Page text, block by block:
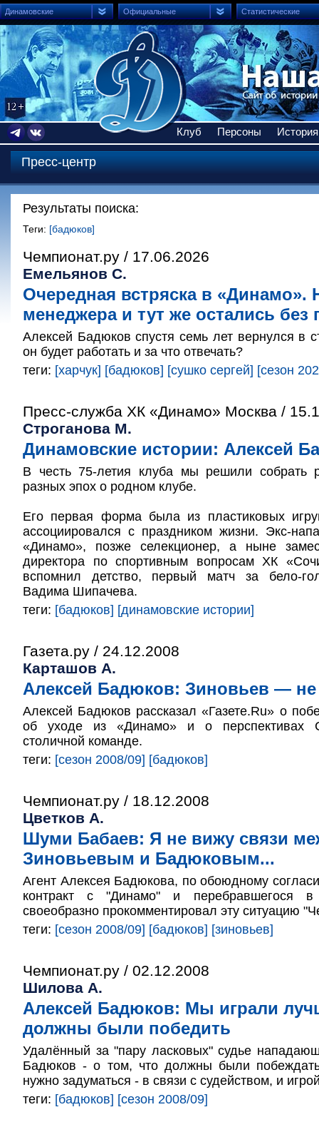
Динамовские Официальные Статистические
Клуб Персоны История
Пресс-центр
Результаты поиска:
Теги: [бадюков]
Чемпионат.ру / 17.06.2026
Емельянов С.
Очередная встряска в «Динамо».
менеджера и тут же остались без
Алексей Бадюков спустя семь лет вернулся в
он будет работать и за что отвечать?
теги: [харчук] [бадюков] [сушко сергей] [сезон
Пресс-служба ХК «Динамо» Москва /
Строганова М.
Динамовские истории: Алексей
В честь 75-летия клуба мы решили собрать
разных эпох о родном клубе.
Его первая форма была из пластиковых
ассоциировался с праздником жизни. Экс-
«Динамо», позже селекционер, а ныне
директора по спортивным вопросам ХК
вспомнил детство, первый матч за бело-
Вадима Шипачева.
теги: [бадюков] [динамовские истории]
Газета.ру / 24.12.2008
Карташов А.
Алексей Бадюков: Зиновьев — не
Алексей Бадюков рассказал «Газете.Ru» о
об уходе из «Динамо» и о перспективах
столичной команде.
теги: [сезон 2008/09] [бадюков]
Чемпионат.ру / 18.12.2008
Цветков А.
Шуми Бабаев: Я не вижу связи
Зиновьевым и Бадюковым...
Агент Алексея Бадюкова, по обоюдному
контракт с "Динамо" и перебравшегося
своеобразно прокомментировал эту ситуацию
теги: [сезон 2008/09] [бадюков] [зиновьев]
Чемпионат.ру / 02.12.2008
Шилова А.
Алексей Бадюков: Мы играли
должны были победить
Удалённый за "пару ласковых" судье
Бадюков - о том, что должны были
нужно задуматься - в связи с судейством, и
теги: [бадюков] [сезон 2008/09]